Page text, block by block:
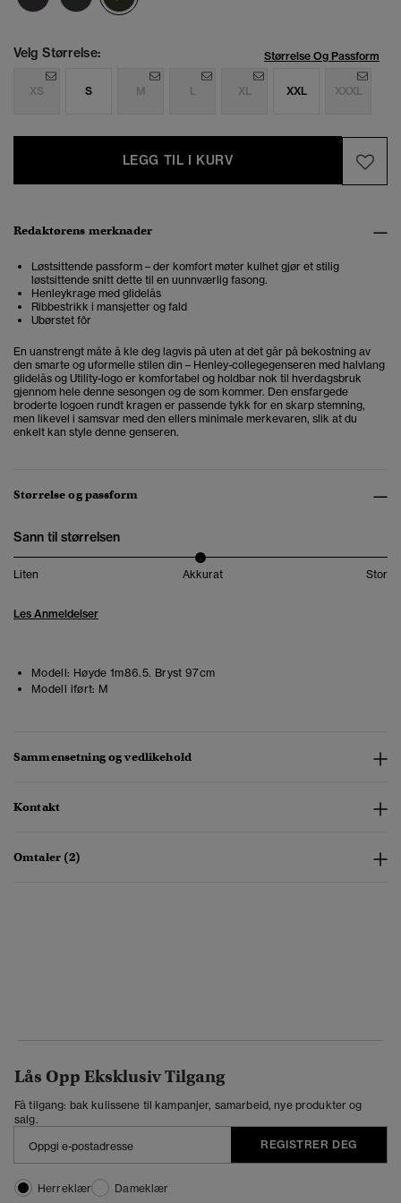
Velg Størrelse: Størrelse Og Passform
XS S M L XL XXL XXXL
LEGG TIL I KURV
Redaktørens merknader
Løstsittende passform – der komfort møter kulhet gjør et stilig
løstsittende snitt dette til en uunnværlig fasong.
Henleykrage med glidelås
Ribbestrikk i mansjetter og fald
Ubørstet fôr
En uanstrengt måte å kle deg lagvis på uten at det går på bekostning av
den smarte og uformelle stilen din – Henley-collegegenseren med halvlang
glidelås og Utility-logo er komfortabel og holdbar nok til hverdagsbruk
gjennom hele denne sesongen og de som kommer. Den ensfargede
broderte logoen rundt kragen er passende tykk for en skarp stemning,
men likevel i samsvar med den ellers minimale merkevaren, slik at du
enkelt kan style denne genseren.
Størrelse og passform
Sann til størrelsen
Liten Akkurat Stor
Les Anmeldelser
Modell: Høyde 1m86.5. Bryst 97cm
Modell iført: M
Sammensetning og vedlikehold
Kontakt
Omtaler (2)
Lås Opp Eksklusiv Tilgang
Få tilgang: bak kulissene til kampanjer, samarbeid, nye produkter og
salg.
REGISTRER DEG
Herreklær Dameklær